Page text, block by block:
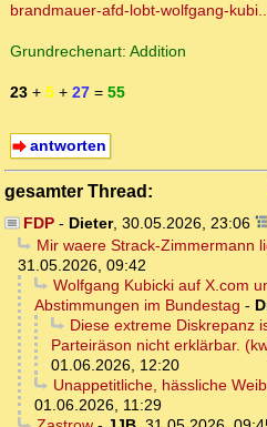
brandmauer-afd-lobt-wolfgang-
Grundrechenart: Addition
23 + 5 + 27 = 55
antworten
gesamter Thread:
FDP- Dieter, 30.05.2026, 23:06
Mir waere Strack-Zimmermann
31.05.2026, 09:42
Wolfgang Kubicki auf X.com
Abstimmungen im Bundestag -
Diese extreme Diskrepanz
Parteiräson nicht erklärbar.
01.06.2026, 12:20
Unappetitliche, hässliche
01.06.2026, 11:29